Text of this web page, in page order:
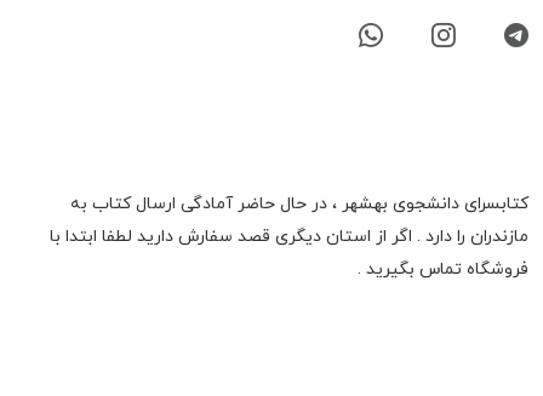
کتابسرای دانشجوی بهشهر ، در حال حاضر آمادگی ارسال کتاب به
مازندران را دارد . اگر از استان دیگری قصد سفارش دارید لطفا ابتدا با
فروشگاه تماس بگیرید .